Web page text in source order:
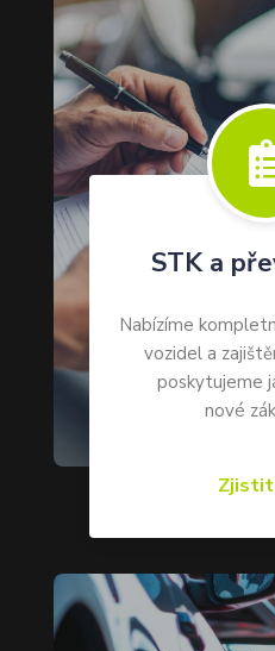
STK a
Nabízíme
vozidel a
poskytujeme
nové
Zjistit